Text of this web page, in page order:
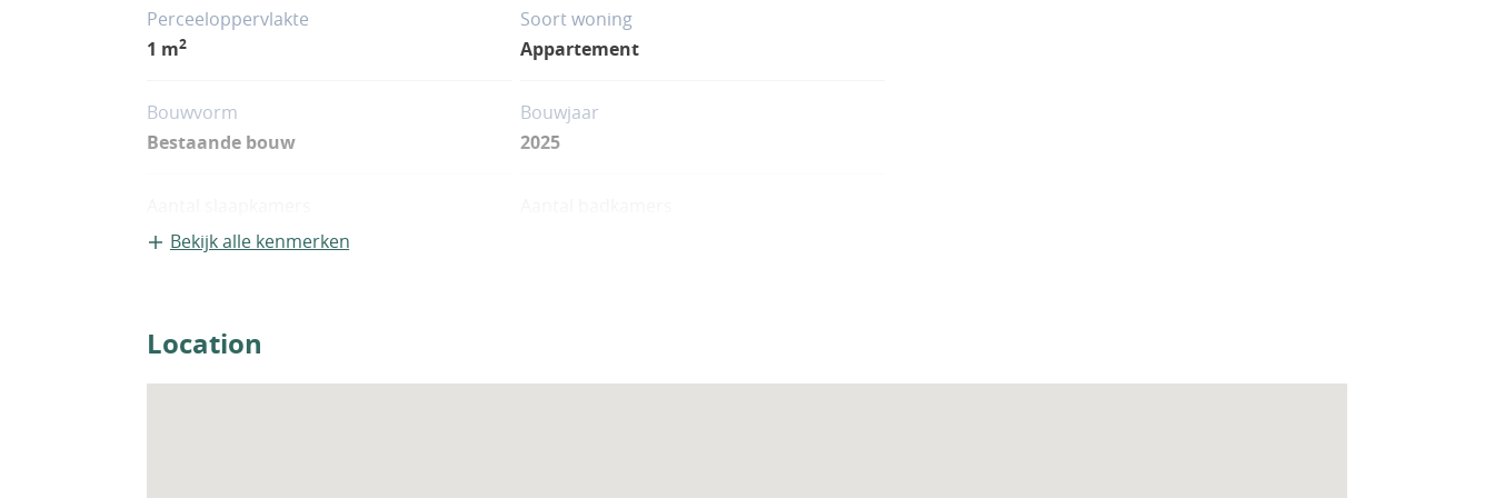
Perceeloppervlakte
1 m2
Soort woning
Appartement
Bouwvorm
Bestaande bouw
Bouwjaar
2025
1
Airco
Sauna
Zwembad
Bekijk alle kenmerken
Location